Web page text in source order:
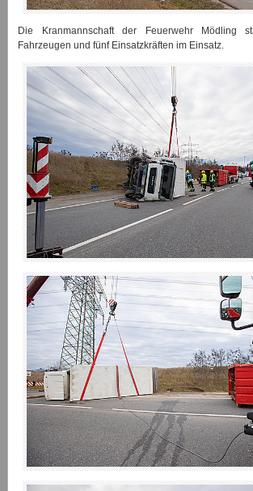
Die Kranmannschaft der Feuerwehr Mödling
Fahrzeugen und fünf Einsatzkräften im Einsatz.